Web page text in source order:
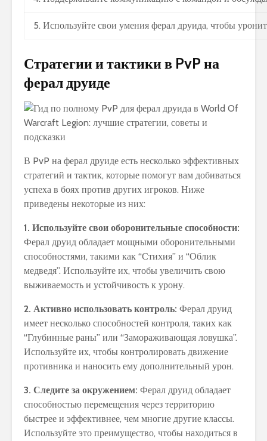
5. Используйте свои умения ферал друида, чтобы
Стратегии и тактики в PvP на
ферал друиде
В PvP на ферал друиде есть несколько эффективных
стратегий и тактик, которые помогут вам добиваться
успеха в боях против других игроков. Ниже
приведены некоторые из них:
1. Используйте свои оборонительные способности:
Ферал друид обладает мощными оборонительными
способностями, такими как “Стихия” и “Облик
медведя”. Используйте их, чтобы увеличить свою
выживаемость и устойчивость к урону.
2. Активно использовать контроль: Ферал друид
имеет несколько способностей контроля, таких как
“Глубинные раны” или “Замораживающая ловушка”.
Используйте их, чтобы контролировать движение
противника и наносить ему дополнительный урон.
3. Следите за окружением: Ферал друид обладает
способностью перемещения через территорию
быстрее и эффективнее, чем многие другие классы.
Используйте это преимущество, чтобы находиться в